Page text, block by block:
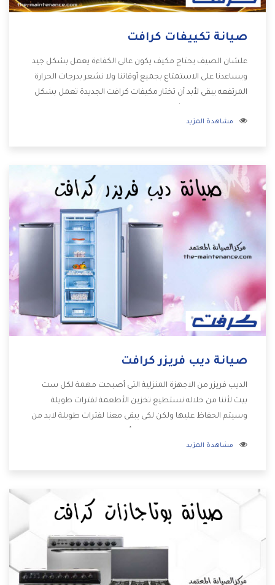
صيانة تكييفات كرافت
علشان الصيف يحتاج مكيف يكون عالى الكفاءة يعمل بشكل جيد
ويساعدنا على الاستمتاع بجميع أوقاتنا ولا نشعر بدرجات الحرارة
المرتفعه يبقى لأبد أن تختار مكيفات كرافت الجديدة تعمل بشكل
المستهلك مستمتع بشراء المكيف كما أن يوجد منه موديلات
تساعدكم على الاستمتاع بشراء المكيف.
مشاهدة المزيد
صيانة ديب فريزر كرافت
الديب فريزر من الاجهزة المنزلية التى أصبحت مهمة لكل ست
بيت لأننا من خلاله نستطيع تخزين الأطعمة لفترات طويلة
وسيتم الحفاظ عليها ولكن لكى يبقى معنا لفترات طويلة لابد من
بدقة وكفاءة عالية ليكون اكثر تميز وتمتعنا الشركة بتوفير أفضل
مشاهدة المزيد